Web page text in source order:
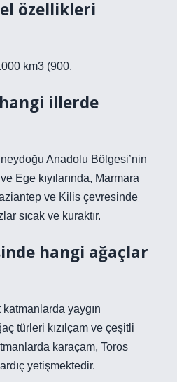
özellikleri
km3 (900.
illerde
Anadolu Bölgesi’nin
Ege kıyılarında, Marmara
ve Kilis çevresinde
sıcak ve kuraktır.
hangi ağaçlar
yaygın
türleri kızılçam ve çeşitli
karaçam, Toros
yetişmektedir.